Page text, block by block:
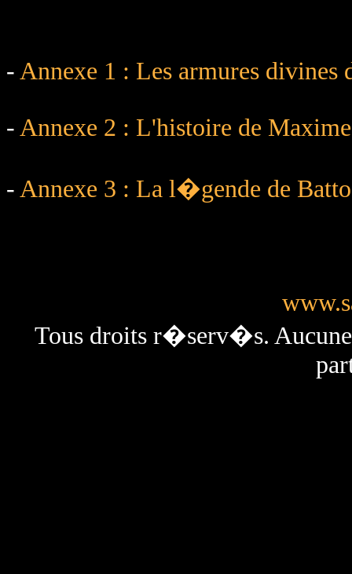
- Annexe 1 : Les armures divines
- Annexe 2 : L'histoire de Maxime
- Annexe 3 : La l�gende de
Tous droits r�serv�s.